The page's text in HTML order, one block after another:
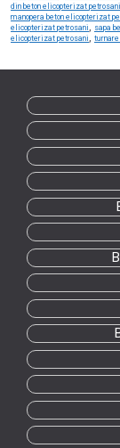
din beton elicopterizat petrosani
manopera beton elicopterizat
elicopterizat petrosani,sapa
elicopterizat petrosani,